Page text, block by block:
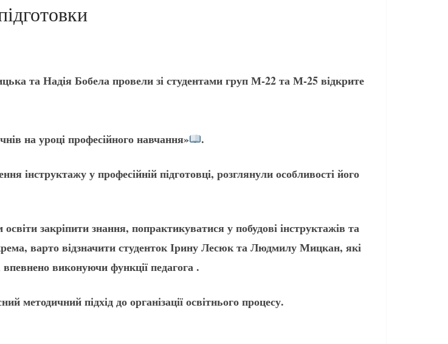
та Надія Бобела провели зі студентами груп М-22 та М-25 відкрите
на уроці професійного навчання»
.
інструктажу у професійній підготовці, розглянули особливості його
закріпити знання, попрактикуватися у побудові інструктажів та
варто відзначити студенток Ірину Лесюк та Людмилу Мицкан, які
виконуючи функції педагога .
методичний підхід до організації освітнього процесу.